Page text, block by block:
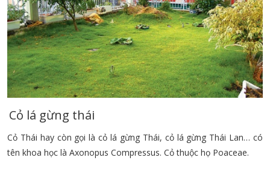
Cỏ lá gừng thái
Cỏ Thái hay còn gọi là cỏ lá gừng Thái, cỏ lá gừng Thái Lan… có
tên khoa học là Axonopus Compressus. Cỏ thuộc họ Poaceae.